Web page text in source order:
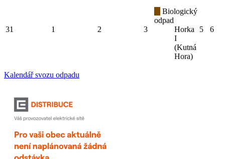
31 1 2 3
Biologický
odpad
Horka
I
(Kutná
Hora)
5 6
Kalendář svozu odpadu